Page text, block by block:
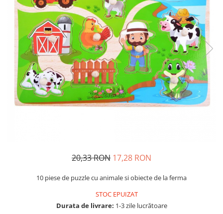
Usborne
20,33 RON 17,28 RON
10 piese de puzzle cu animale si obiecte de la ferma
STOC EPUIZAT
Durata de livrare: 1-3 zile lucrătoare